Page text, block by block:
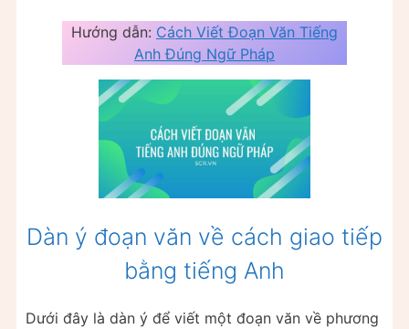
Hướng dẫn: Cách Viết Đoạn Văn Tiếng
Anh Đúng Ngữ Pháp
Dàn ý đoạn văn về cách giao tiếp
bằng tiếng Anh
Dưới đây là dàn ý để viết một đoạn văn về phương